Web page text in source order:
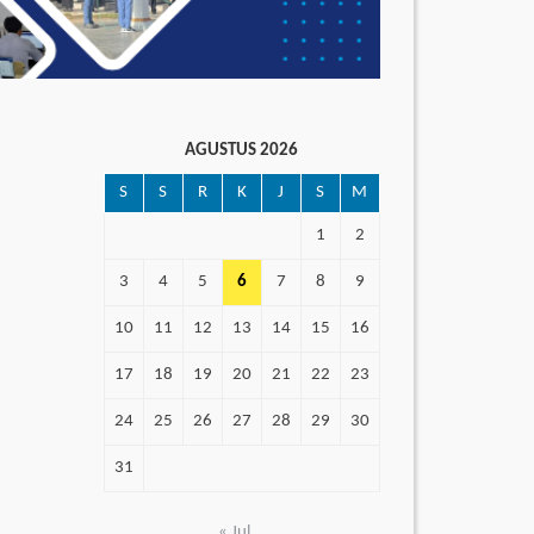
AGUSTUS 2026
S S R K J S M
1 2
3 4 5 6 7 8 9
10 11 12 13 14 15 16
17 18 19 20 21 22 23
24 25 26 27 28 29 30
31